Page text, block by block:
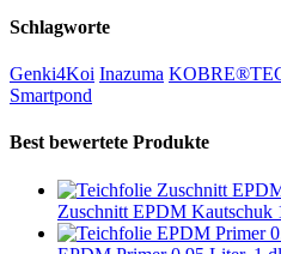
Schlagworte
Genki4Koi Inazuma
Smartpond
Best bewertete Produkte
Zuschnitt EPDM Kautschuk